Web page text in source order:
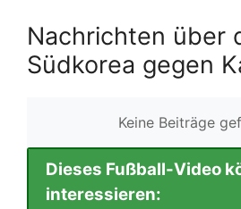
Nachrichten über
Südkorea gegen
Keine Beiträge
Dieses Fußball-Video
interessieren: